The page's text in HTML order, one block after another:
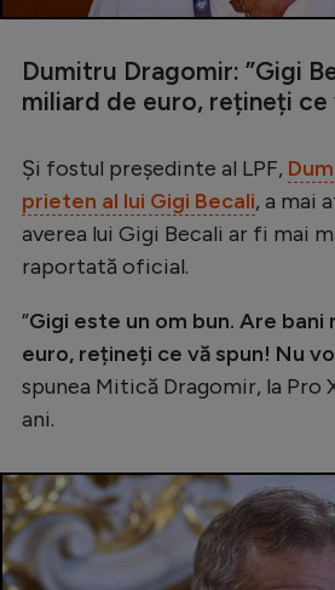
Dumitru Dragomir: ”Gigi
miliard de euro, rețineți ce
Și fostul președinte al LPF,
prieten al lui Gigi Becali, a mai
averea lui Gigi Becali ar fi mai
raportată oficial.
”Gigi este un om bun. Are bani
euro, rețineți ce vă spun! Nu
spunea Mitică Dragomir, la Pro
ani.